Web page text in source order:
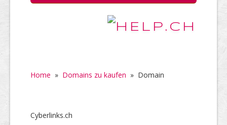
Home » Domains zu kaufen » Domain
Cyberlinks.ch